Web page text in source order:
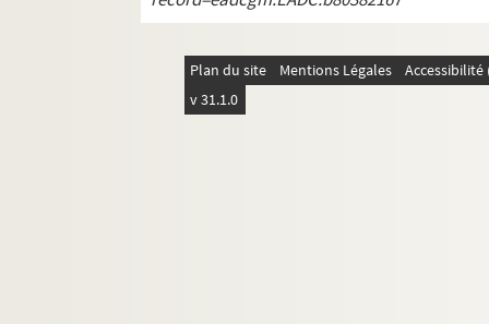
Plan du site Mentions Légales
v 31.1.0